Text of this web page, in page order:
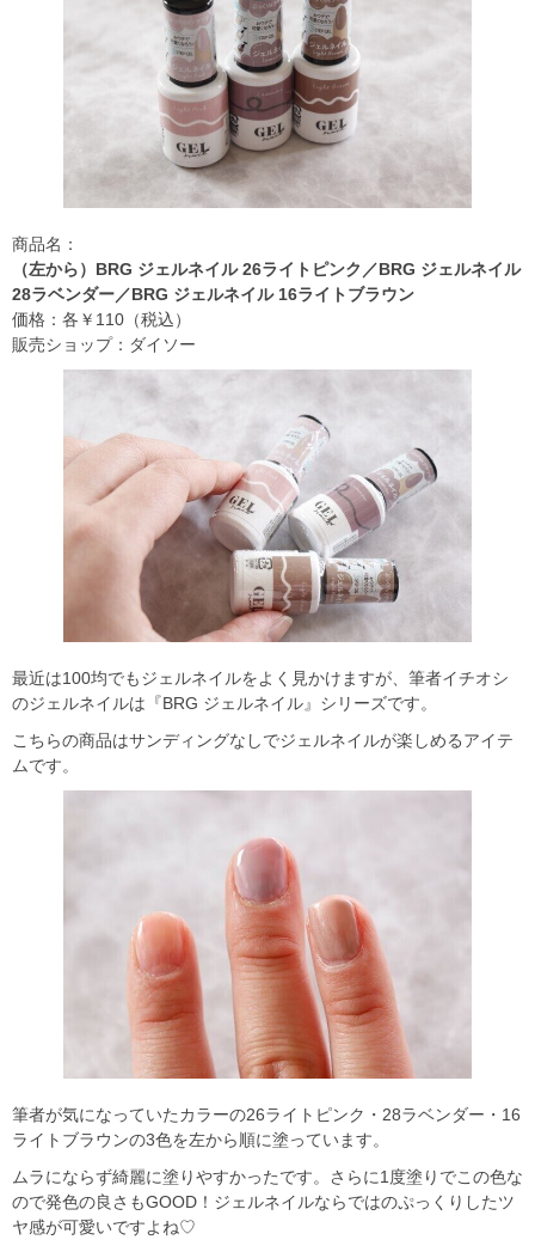
商品名：
（左から）BRG ジェルネイル 26ライトピンク／BRG ジェルネイル
28ラベンダー／BRG ジェルネイル 16ライトブラウン
価格：各￥110（税込）
販売ショップ：ダイソー
最近は100均でもジェルネイルをよく見かけますが、筆者イチオシ
のジェルネイルは『BRG ジェルネイル』シリーズです。
こちらの商品はサンディングなしでジェルネイルが楽しめるアイテ
ムです。
筆者が気になっていたカラーの26ライトピンク・28ラベンダー・16
ライトブラウンの3色を左から順に塗っています。
ムラにならず綺麗に塗りやすかったです。さらに1度塗りでこの色な
ので発色の良さもGOOD！ジェルネイルならではのぷっくりしたツ
ヤ感が可愛いですよね♡